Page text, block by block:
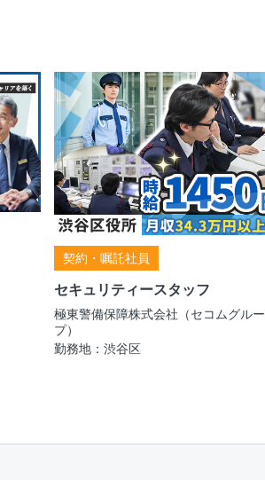
契約・嘱託社員
セキュリティースタッフ
極東警備保障株式会社（セコムグルー
プ）
勤務地：渋谷区